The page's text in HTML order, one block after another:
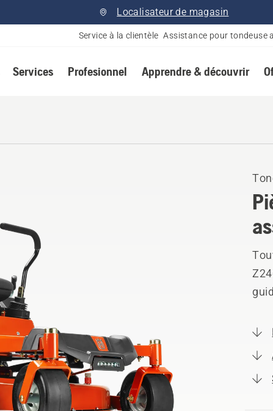
Localisateur de magasin
Service à la clientèle Assistance pour tondeuse
Services Profesionnel Apprendre & découvrir